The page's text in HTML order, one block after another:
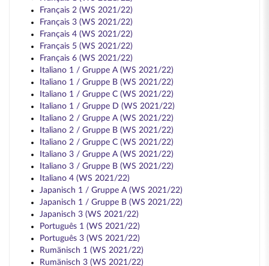
Français 2 (WS 2021/22)
Français 3 (WS 2021/22)
Français 4 (WS 2021/22)
Français 5 (WS 2021/22)
Français 6 (WS 2021/22)
Italiano 1 / Gruppe A (WS 2021/22)
Italiano 1 / Gruppe B (WS 2021/22)
Italiano 1 / Gruppe C (WS 2021/22)
Italiano 1 / Gruppe D (WS 2021/22)
Italiano 2 / Gruppe A (WS 2021/22)
Italiano 2 / Gruppe B (WS 2021/22)
Italiano 2 / Gruppe C (WS 2021/22)
Italiano 3 / Gruppe A (WS 2021/22)
Italiano 3 / Gruppe B (WS 2021/22)
Italiano 4 (WS 2021/22)
Japanisch 1 / Gruppe A (WS 2021/22)
Japanisch 1 / Gruppe B (WS 2021/22)
Japanisch 3 (WS 2021/22)
Português 1 (WS 2021/22)
Português 3 (WS 2021/22)
Rumänisch 1 (WS 2021/22)
Rumänisch 3 (WS 2021/22)